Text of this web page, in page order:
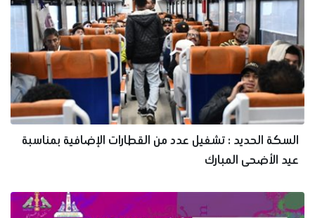
السكة الحديد : تشغيل عدد من القطارات الإضافية بمناسبة
عيد الأضحى المبارك